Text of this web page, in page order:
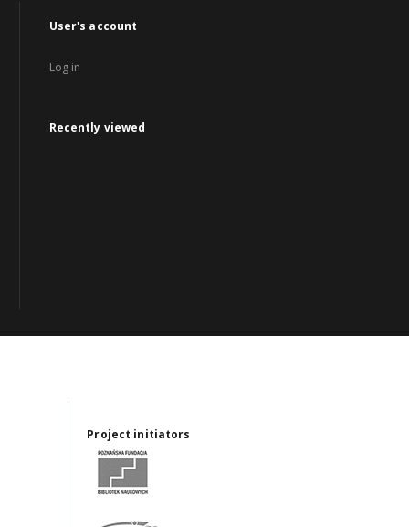
User's account
Log in
Recently viewed
Project initiators